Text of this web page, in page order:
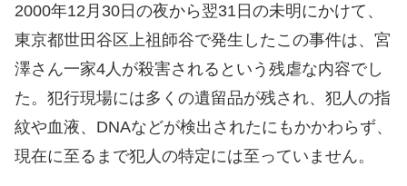
2000年12月30日の夜から翌31日の未明にかけて、
東京都世田谷区上祖師谷で発生したこの事件は、宮
澤さん一家4人が殺害されるという残虐な内容でし
た。犯行現場には多くの遺留品が残され、犯人の指
紋や血液、DNAなどが検出されたにもかかわらず、
現在に至るまで犯人の特定には至っていません。